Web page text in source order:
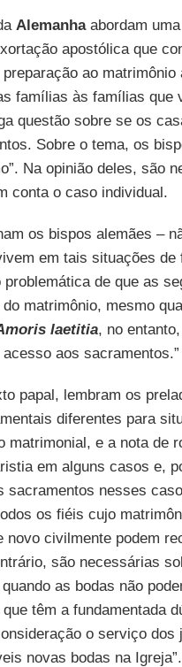
Alemanhaabordam
apostólica que
ao matrimônio
famílias às famílias que
questão sobre se os
Sobre o tema, os
Na opinião deles, são
conta o caso individual.
os bispos alemães –
em tais situações
de que as
matrimônio, mesmo
laetitia, no
aos sacramentos.”
papal, lembram os
diferentes para
matrimonial, e a nota de
em alguns casos e,
sacramentos nesses
os fiéis cujo
novo civilmente podem
são necessárias
as bodas não
têm a fundamentada
o serviço
novas bodas na Igreja”.